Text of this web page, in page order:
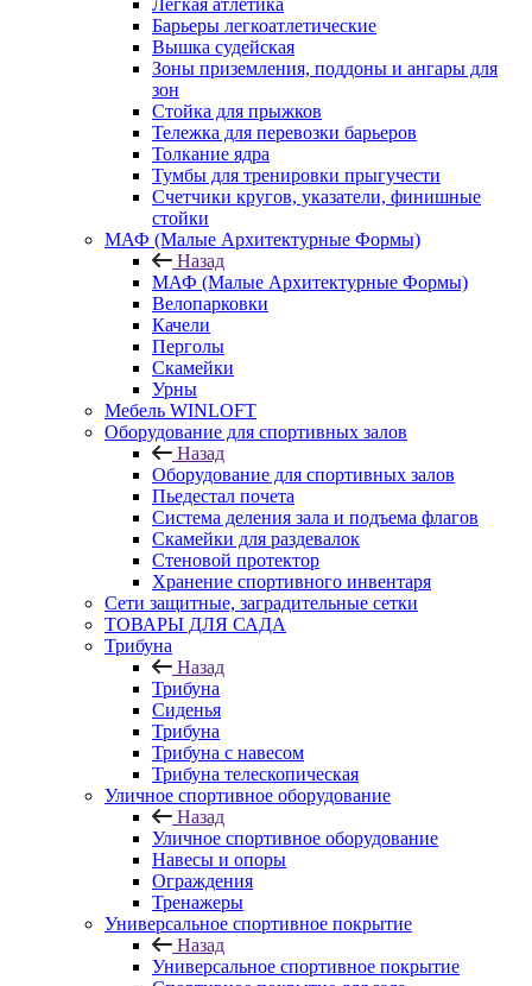
Легкая атлетика
Барьеры легкоатлетические
Вышка судейская
Зоны приземления, поддоны и ангары для
зон
Стойка для прыжков
Тележка для перевозки барьеров
Толкание ядра
Тумбы для тренировки прыгучести
Счетчики кругов, указатели, финишные
стойки
МАФ (Малые Архитектурные Формы)
Назад
МАФ (Малые Архитектурные Формы)
Велопарковки
Качели
Перголы
Скамейки
Урны
Мебель WINLOFT
Оборудование для спортивных залов
Назад
Оборудование для спортивных залов
Пьедестал почета
Система деления зала и подъема флагов
Скамейки для раздевалок
Стеновой протектор
Хранение спортивного инвентаря
Сети защитные, заградительные сетки
ТОВАРЫ ДЛЯ САДА
Трибуна
Назад
Трибуна
Сиденья
Трибуна
Трибуна с навесом
Трибуна телескопическая
Уличное спортивное оборудование
Назад
Уличное спортивное оборудование
Навесы и опоры
Ограждения
Тренажеры
Универсальное спортивное покрытие
Назад
Универсальное спортивное покрытие